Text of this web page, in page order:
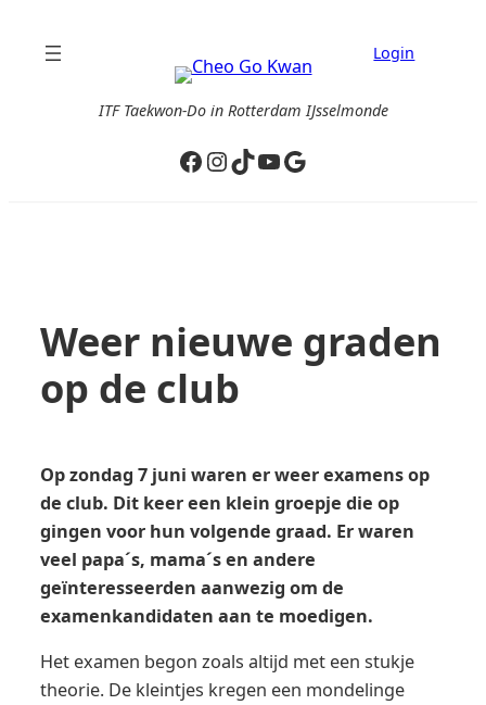
Login
ITF Taekwon-Do in Rotterdam IJsselmonde
Facebook
Instagram
TikTok
YouTube
Google
Weer nieuwe graden
op de club
Op zondag 7 juni waren er weer examens op
de club. Dit keer een klein groepje die op
gingen voor hun volgende graad. Er waren
veel papa´s, mama´s en andere
geïnteresseerden aanwezig om de
examenkandidaten aan te moedigen.
Het examen begon zoals altijd met een stukje
theorie. De kleintjes kregen een mondelinge